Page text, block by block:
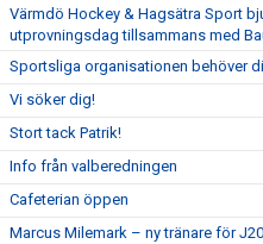
Värmdö Hockey & Hagsätra Sport
utprovningsdag tillsammans med
Sportsliga organisationen behöver
Vi söker dig!
Stort tack Patrik!
Info från valberedningen
Cafeterian öppen
Marcus Milemark – ny tränare för